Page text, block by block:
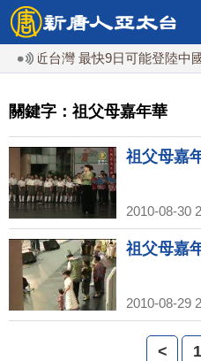
接近台灣 最快9日可能登陸中國
關鍵字：祖父母嘉年華
祖父母嘉
2010-08-30
祖父母嘉
2010-08-29
< 1